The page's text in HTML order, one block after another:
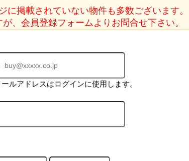
に掲載されていない物件も多数ございます。
、会員登録フォームよりお問合せ下さい。
ルアドレスはログインに使用します。